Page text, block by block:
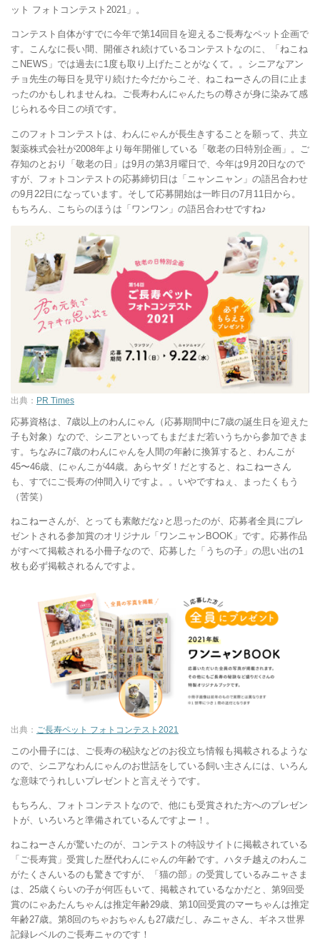
ット フォトコンテスト2021」。
コンテスト自体がすでに今年で第14回目を迎えるご長寿なペット企画で
す。こんなに長い間、開催され続けているコンテストなのに、「ねこね
こNEWS」では過去に1度も取り上げたことがなくて。。シニアなアン
チョ先生の毎日を見守り続けた今だからこそ、ねこねーさんの目に止ま
ったのかもしれませんね。ご長寿わんにゃんたちの尊さが身に染みて感
じられる今日この頃です。
このフォトコンテストは、わんにゃんが長生きすることを願って、共立
製薬株式会社が2008年より毎年開催している「敬老の日特別企画」。ご
存知のとおり「敬老の日」は9月の第3月曜日で、今年は9月20日なので
すが、フォトコンテストの応募締切日は「ニャンニャン」の語呂合わせ
の9月22日になっています。そして応募開始は一昨日の7月11日から。
もちろん、こちらのほうは「ワンワン」の語呂合わせですね♪
出典： PR Times
応募資格は、7歳以上のわんにゃん（応募期間中に7歳の誕生日を迎えた
子も対象）なので、シニアといってもまだまだ若いうちから参加できま
す。ちなみに7歳のわんにゃんを人間の年齢に換算すると、わんこが
45〜46歳、にゃんこが44歳。あらヤダ！だとすると、ねこねーさん
も、すでにご長寿の仲間入りですよ。。いやですねぇ、まったくもう
（苦笑）
ねこねーさんが、とっても素敵だな♪と思ったのが、応募者全員にプレ
ゼントされる参加賞のオリジナル「ワンニャンBOOK」です。応募作品
がすべて掲載される小冊子なので、応募した「うちの子」の思い出の1
枚も必ず掲載されるんですよ。
出典： ご長寿ペット フォトコンテスト2021
この小冊子には、ご長寿の秘訣などのお役立ち情報も掲載されるような
ので、シニアなわんにゃんのお世話をしている飼い主さんには、いろん
な意味でうれしいプレゼントと言えそうです。
もちろん、フォトコンテストなので、他にも受賞された方へのプレゼン
トが、いろいろと準備されているんですよー！。
ねこねーさんが驚いたのが、コンテストの特設サイトに掲載されている
「ご長寿賞」受賞した歴代わんにゃんの年齢です。ハタチ越えのわんこ
がたくさんいるのも驚きですが、「猫の部」の受賞しているみニャさま
は、25歳くらいの子が何匹もいて、掲載されているなかだと、第9回受
賞のにゃあたんちゃんは推定年齢29歳、第10回受賞のマーちゃんは推定
年齢27歳。第8回のちゃおちゃんも27歳だし、みニャさん、ギネス世界
記録レベルのご長寿ニャのです！